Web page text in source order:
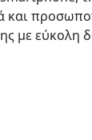
και
με εύκολη